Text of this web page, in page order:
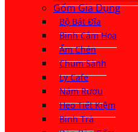
Gốm Gia Dụng
Bộ Bát Đĩa
Bình Cắm Hoa
Ấm Chén
Chum Sành
Ly Cafe
Nậm Rượu
Heo Tiết Kiệm
Bình Trà